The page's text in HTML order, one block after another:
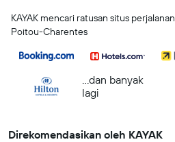
KAYAK mencari ratusan situs
Poitou-Charentes
...dan banyak
lagi
Direkomendasikan oleh KAYAK